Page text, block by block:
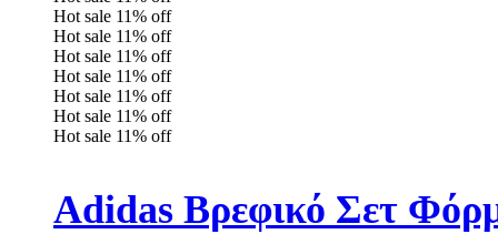
Hot sale 11% off
Hot sale 11% off
Hot sale 11% off
Hot sale 11% off
Hot sale 11% off
Hot sale 11% off
Hot sale 11% off
Adidas Βρεφικό Σετ